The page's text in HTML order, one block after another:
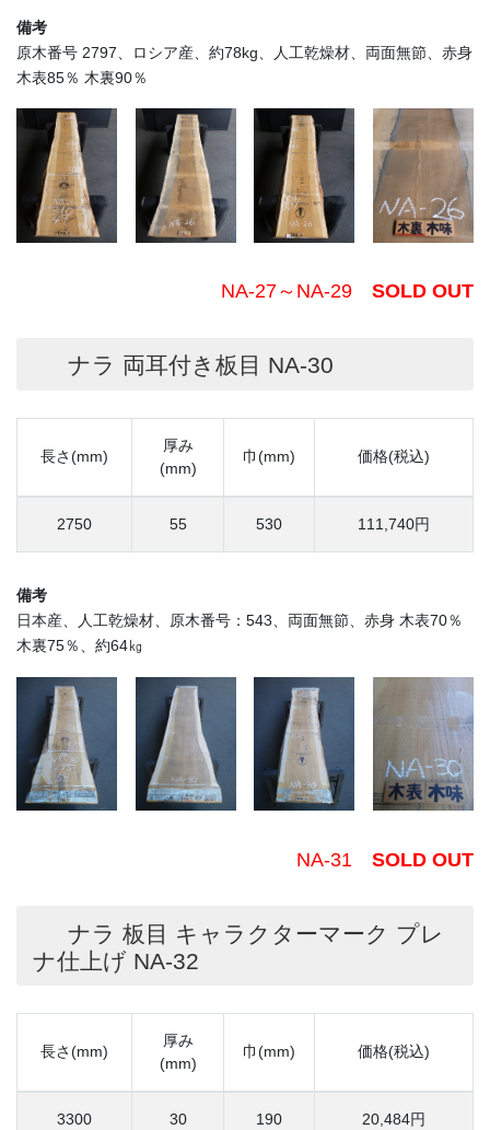
備考
原木番号 2797、ロシア産、約78kg、人工乾燥材、両面無節、赤身
木表85％ 木裏90％
NA-27～NA-29 SOLD OUT
ナラ 両耳付き板目 NA-30
長さ(mm)
厚み
(mm)
巾(mm) 価格(税込)
2750 55 530 111,740円
備考
日本産、人工乾燥材、原木番号：543、両面無節、赤身 木表70％
木裏75％、約64㎏
NA-31 SOLD OUT
ナラ 板目 キャラクターマーク プレ
ナ仕上げ NA-32
長さ(mm)
厚み
(mm)
巾(mm) 価格(税込)
3300 30 190 20,484円